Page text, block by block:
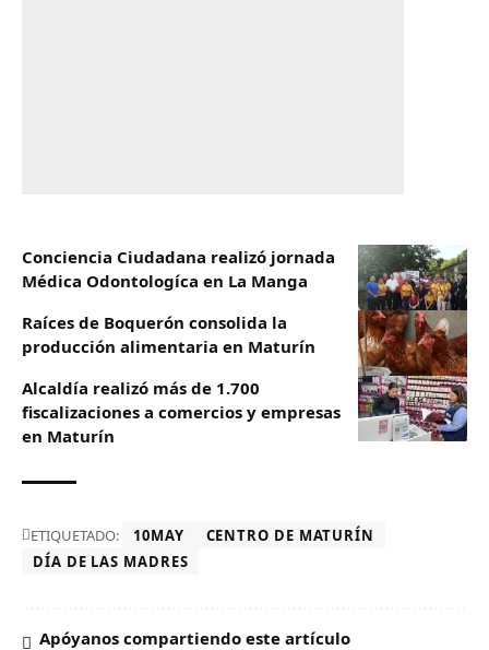
Conciencia Ciudadana realizó jornada
Médica Odontologíca en La Manga
Raíces de Boquerón consolida la
producción alimentaria en Maturín
Alcaldía realizó más de 1.700
fiscalizaciones a comercios y empresas
en Maturín
ETIQUETADO: 10MAY
CENTRO DE MATURÍN
DÍA DE LAS MADRES
Apóyanos compartiendo este artículo